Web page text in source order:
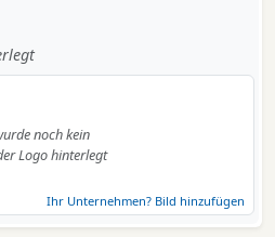
noch kein
Logo hinterlegt
Ihr Unternehmen? Bild hinzufügen